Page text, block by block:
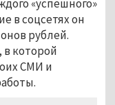
«успешного»
в соцсетях он
рублей.
которой
СМИ и